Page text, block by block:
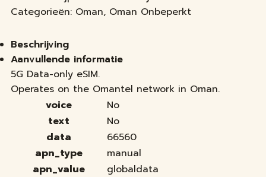
Categorieën: Oman, Oman Onbeperkt
Beschrijving
Aanvullende informatie
5G Data-only eSIM.
Operates on the Omantel network in Oman.
voice
No
text
No
data
66560
apn_type
manual
apn_value
globaldata